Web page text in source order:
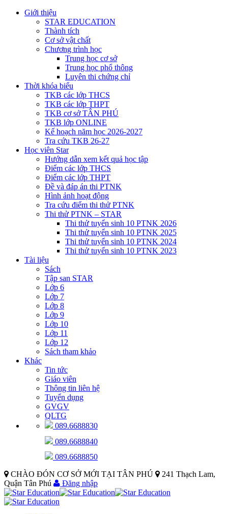
Giới thiệu
STAR EDUCATION
Thành tích
Cơ sở vật chất
Chương trình học
Trung học cơ sở
Trung học phổ thông
Luyên thi chứng chỉ
Thời khóa biểu
TKB các lớp THCS
TKB các lớp THPT
TKB cơ sở TÂN PHÚ
TKB lớp ONLINE
Kế hoạch năm học 2026-2027
Tra cứu TKB 26-27
Học viên Star
Hướng dẫn xem kết quả học tập
Điểm các lớp THCS
Điểm các lớp THPT
Đề và đáp án thi PTNK
Hình ảnh hoạt động
Tra cứu điểm thi thử PTNK
Thi thử PTNK – STAR
Thi thử tuyển sinh 10 PTNK 2026
Thi thử tuyển sinh 10 PTNK 2025
Thi thử tuyển sinh 10 PTNK 2024
Thi thử tuyển sinh 10 PTNK 2023
Tài liệu
Sách
Tập san STAR
Lớp 6
Lớp 7
Lớp 8
Lớp 9
Lớp 10
Lớp 11
Lớp 12
Sách tham khảo
Khác
Tin tức
Giáo viên
Thông tin liên hệ
Tuyển dụng
GVGV
QLTG
089.6688830
089.6688840
089.6688850
CHÀO ĐÓN CƠ SỞ MỚI TẠI TÂN PHÚ
241 Thạch Lam,
Quận Tân Phú
Đăng nhập